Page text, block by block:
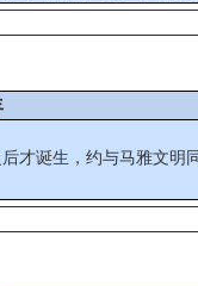
诞生，约与马雅文